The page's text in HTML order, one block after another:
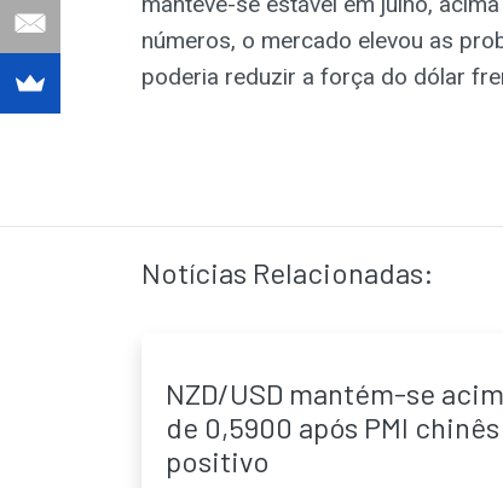
números, o mercado elevou as
poderia reduzir a força do dólar
Notícias Relacionadas:
NZD/USD mantém-se
de 0,5900 após PMI chinês
positivo